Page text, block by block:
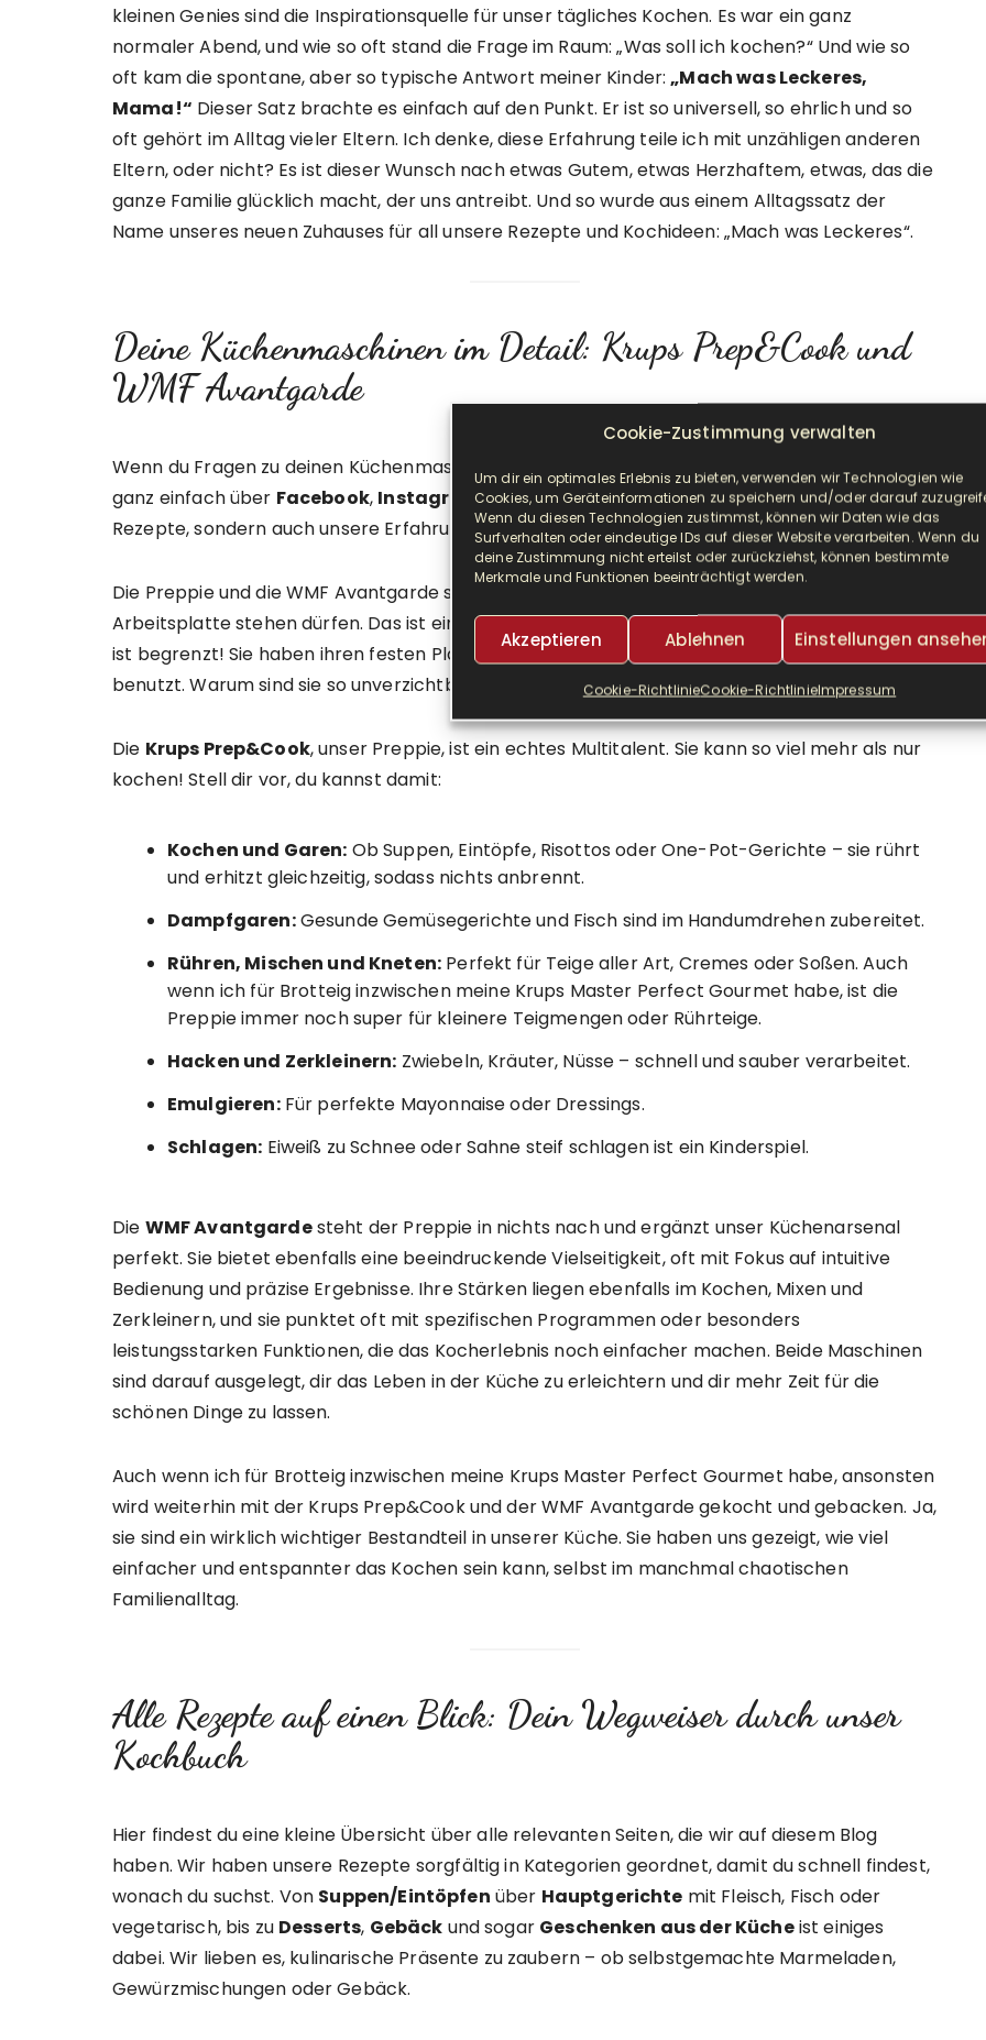
Cookie-Zustimmung verwalten
Um dir ein optimales Erlebnis zu bieten, verwenden wir Technologien wie
Cookies, um Geräteinformationen zu speichern und/oder darauf
Wenn du diesen Technologien zustimmst, können wir Daten wie das
Surfverhalten oder eindeutige IDs auf dieser Website verarbeiten. Wenn du
deine Zustimmung nicht erteilst oder zurückziehst, können bestimmte
Merkmale und Funktionen beeinträchtigt werden.
Akzeptieren Ablehnen Einstellungen
Cookie-RichtlinieCookie-RichtlinieImpressum
kleinen Genies sind die Inspirationsquelle für unser tägliches Kochen. Es war ein ganz
normaler Abend, und wie so oft stand die Frage im Raum: „Was soll ich kochen?“ Und wie so
oft kam die spontane, aber so typische Antwort meiner Kinder:„Mach was Leckeres,
Mama!“ Dieser Satz brachte es einfach auf den Punkt. Er ist so universell, so ehrlich und so
oft gehört im Alltag vieler Eltern. Ich denke, diese Erfahrung teile ich mit unzähligen anderen
Eltern, oder nicht? Es ist dieser Wunsch nach etwas Gutem, etwas Herzhaftem, etwas, das die
ganze Familie glücklich macht, der uns antreibt. Und so wurde aus einem Alltagssatz der
Name unseres neuen Zuhauses für all unsere Rezepte und Kochideen: „Mach was Leckeres“.
Deine Küchenmaschinen im Detail: Krups Prep&Cook und
WMF Avantgarde
Wenn du Fragen zu deinen Küchenmaschinen hast, sind wir gerne für dich da! Du erreichst uns
ganz einfach über Facebook, Instagramoder perE-Mail. Wir teilen nicht nur unsere
Rezepte, sondern auch unsere Erfahrungen und Tipps im Umgang mit diesen Geräten.
Die Preppie und die WMF Avantgarde sind die einzigen Küchenhelfer, die bei uns auf der
Arbeitsplatte stehen dürfen. Das ist eine echte Auszeichnung in unserer Küche, denn der Platz
ist begrenzt! Sie haben ihren festen Platz und werden von uns und der ganzen Familie fleißig
benutzt. Warum sind sie so unverzichtbar?
Die Krups Prep&Cook, unser Preppie, ist ein echtes Multitalent. Sie kann so viel mehr als nur
kochen! Stell dir vor, du kannst damit:
Kochen und Garen: Ob Suppen, Eintöpfe, Risottos oder One-Pot-Gerichte – sie rührt
und erhitzt gleichzeitig, sodass nichts anbrennt.
Dampfgaren:Gesunde Gemüsegerichte und Fisch sind im Handumdrehen zubereitet.
Rühren, Mischen und Kneten: Perfekt für Teige aller Art, Cremes oder Soßen. Auch
wenn ich für Brotteig inzwischen meine Krups Master Perfect Gourmet habe, ist die
Preppie immer noch super für kleinere Teigmengen oder Rührteige.
Hacken und Zerkleinern: Zwiebeln, Kräuter, Nüsse – schnell und sauber verarbeitet.
Emulgieren:Für perfekte Mayonnaise oder Dressings.
Schlagen: Eiweiß zu Schnee oder Sahne steif schlagen ist ein Kinderspiel.
Die WMF Avantgardesteht der Preppie in nichts nach und ergänzt unser Küchenarsenal
perfekt. Sie bietet ebenfalls eine beeindruckende Vielseitigkeit, oft mit Fokus auf intuitive
Bedienung und präzise Ergebnisse. Ihre Stärken liegen ebenfalls im Kochen, Mixen und
Zerkleinern, und sie punktet oft mit spezifischen Programmen oder besonders
leistungsstarken Funktionen, die das Kocherlebnis noch einfacher machen. Beide Maschinen
sind darauf ausgelegt, dir das Leben in der Küche zu erleichtern und dir mehr Zeit für die
schönen Dinge zu lassen.
Auch wenn ich für Brotteig inzwischen meine Krups Master Perfect Gourmet habe, ansonsten
wird weiterhin mit der Krups Prep&Cook und der WMF Avantgarde gekocht und gebacken. Ja,
sie sind ein wirklich wichtiger Bestandteil in unserer Küche. Sie haben uns gezeigt, wie viel
einfacher und entspannter das Kochen sein kann, selbst im manchmal chaotischen
Familienalltag.
Alle Rezepte auf einen Blick: Dein Wegweiser durch unser
Kochbuch
Hier findest du eine kleine Übersicht über alle relevanten Seiten, die wir auf diesem Blog
haben. Wir haben unsere Rezepte sorgfältig in Kategorien geordnet, damit du schnell findest,
wonach du suchst. Von Suppen/Eintöpfen über Hauptgerichte mit Fleisch, Fisch oder
vegetarisch, bis zu Desserts, Gebäck und sogar Geschenken aus der Kücheist einiges
dabei. Wir lieben es, kulinarische Präsente zu zaubern – ob selbstgemachte Marmeladen,
Gewürzmischungen oder Gebäck.